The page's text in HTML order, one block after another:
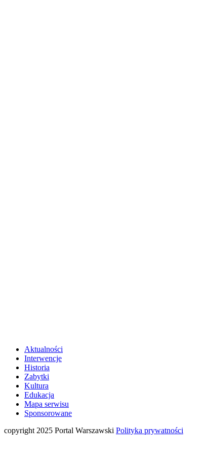
Aktualności
Interwencje
Historia
Zabytki
Kultura
Edukacja
Mapa serwisu
Sponsorowane
copyright 2025 Portal Warszawski Polityka prywatności